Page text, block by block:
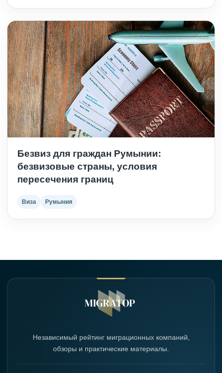
Безвиз для граждан Румынии:
безвизовые страны, условия
пересечения границ
Виза Румыния
Независимый рейтинг миграционных компаний,
обзоры и практические материалы.